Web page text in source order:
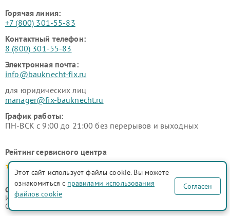
Горячая линия:
+7 (800) 301-55-83
Контактный телефон:
8 (800) 301-55-83
Электронная почта:
info@bauknecht-fix.ru
для юридических лиц
manager@fix-bauknecht.ru
График работы:
ПН-ВСК с 9:00 до 21:00 без перерывов и выходных
Рейтинг сервисного центра
ООО "Русервис"
ИНН 7702633247
ОГРН 1077746335776
Этот сайт использует файлы cookie. Вы можете
ознакомиться с правилами использования
файлов cookie
Согласен